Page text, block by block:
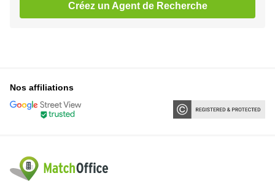
Créez un Agent de Recherche
Nos affiliations